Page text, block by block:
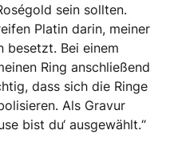
sein sollten.
Platin darin, meiner
besetzt. Bei einem
Ring anschließend
dass sich die Ringe
Als Gravur
bist du‘ ausgewählt.“